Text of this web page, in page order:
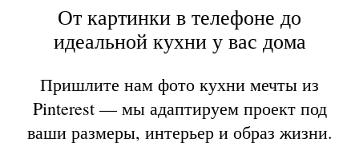
От картинки в телефоне до
идеальной кухни у вас дома
Пришлите нам фото кухни мечты из
Pinterest — мы адаптируем проект под
ваши размеры, интерьер и образ жизни.